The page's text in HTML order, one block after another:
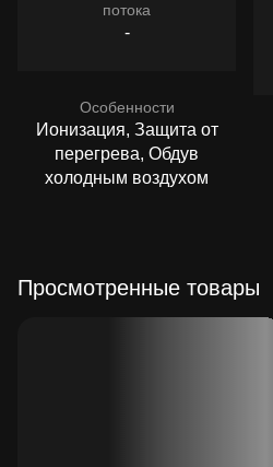
потока
-
Особенности
Ионизация, Защита от
перегрева, Обдув
холодным воздухом
Просмотренные товары